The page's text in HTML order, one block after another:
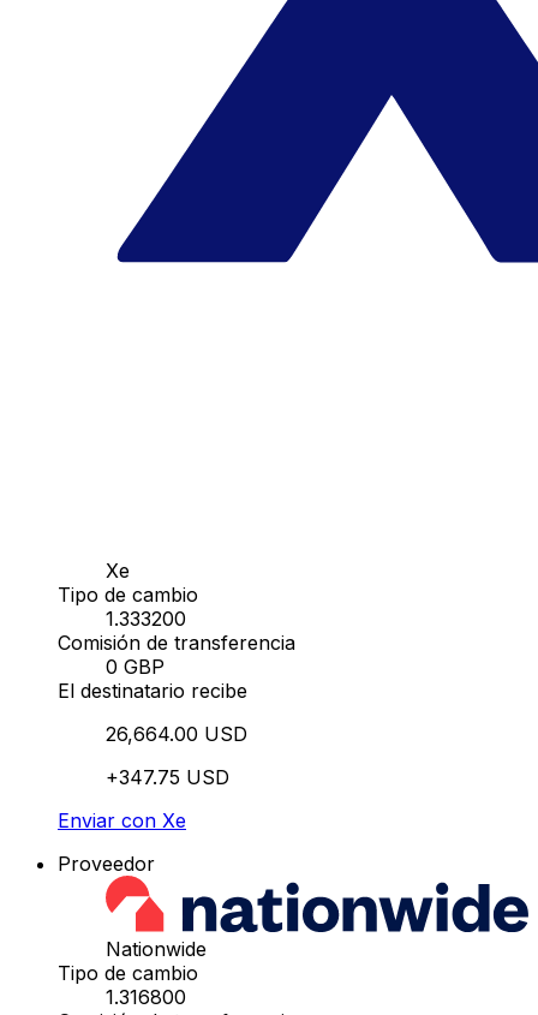
Xe
Tipo de cambio
1.333200
Comisión de transferencia
0 GBP
El destinatario recibe
26,664.00 USD
+347.75 USD
Enviar con Xe
Proveedor
Nationwide
Tipo de cambio
1.316800